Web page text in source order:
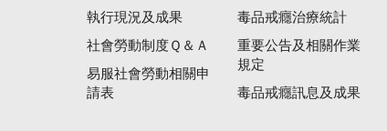
執行現況及成果
社會勞動制度Ｑ＆Ａ
易服社會勞動相關申
請表
毒品戒癮治療統計
重要公告及相關作業
規定
毒品戒癮訊息及成果